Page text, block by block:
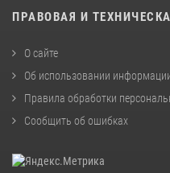
ПРАВОВАЯ И
О сайте
Об использовании
Правила обработки
Сообщить об ошибках